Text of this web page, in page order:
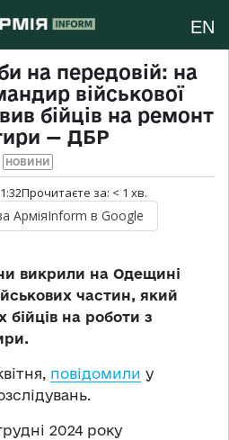
EN
на передовій: на
військової
бійців на ремонт
— ДБР
НОВИНИ
Прочитаєте за: < 1 хв.
АрміяInform в Google
викрили на Одещині
частин, який
бійців на роботи з
повідомили у
2024 року